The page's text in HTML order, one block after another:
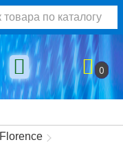
0
Florence